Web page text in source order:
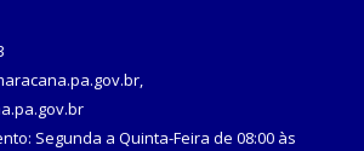
Segunda a Quinta-Feira de 08:00 às